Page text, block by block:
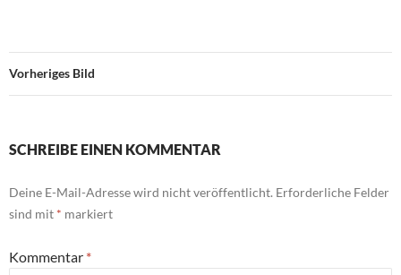
Vorheriges Bild
SCHREIBE EINEN KOMMENTAR
Deine E-Mail-Adresse wird nicht veröffentlicht. Erforderliche Felder
sind mit * markiert
Kommentar *